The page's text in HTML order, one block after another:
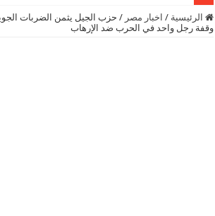
الرئيسية / اخبار مصر / حزب الجيل يثمن الضربات
وقفة رجل واحد في الحرب ضد الإرهاب